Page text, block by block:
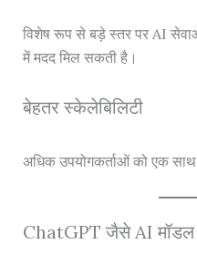
विशेष रूप से बड़े स्तर पर AI
में मदद मिल सकती है।
बेहतर स्केलेबिलिटी
अधिक उपयोगकर्ताओं को एक
ChatGPT जैसे AI मॉडल